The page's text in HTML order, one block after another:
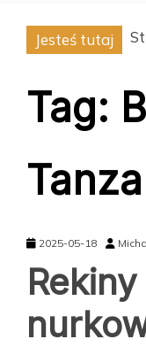
Jesteś tutaj
Tag:
2025-05-18